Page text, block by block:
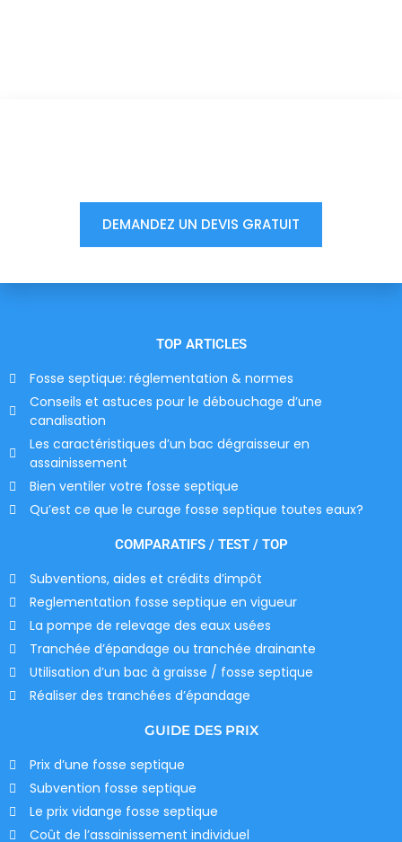
DEMANDEZ UN DEVIS GRATUIT
TOP ARTICLES
Fosse septique: réglementation & normes
Conseils et astuces pour le débouchage d’une
canalisation
Les caractéristiques d’un bac dégraisseur en
assainissement
Bien ventiler votre fosse septique
Qu’est ce que le curage fosse septique toutes eaux?
COMPARATIFS / TEST / TOP
Subventions, aides et crédits d’impôt
Reglementation fosse septique en vigueur
La pompe de relevage des eaux usées
Tranchée d’épandage ou tranchée drainante
Utilisation d’un bac à graisse / fosse septique
Réaliser des tranchées d’épandage
GUIDE DES PRIX
Prix d’une fosse septique
Subvention fosse septique
Le prix vidange fosse septique
Coût de l’assainissement individuel